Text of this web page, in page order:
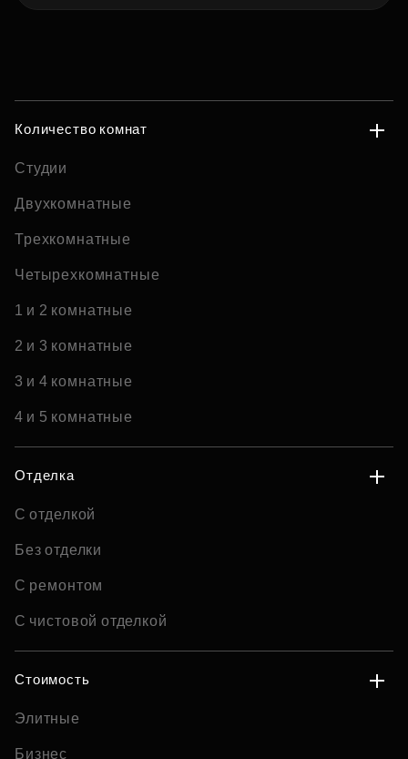
Количество комнат
Студии
Двухкомнатные
Трехкомнатные
Четырехкомнатные
1 и 2 комнатные
2 и 3 комнатные
3 и 4 комнатные
4 и 5 комнатные
Отделка
С отделкой
Без отделки
С ремонтом
С чистовой отделкой
Стоимость
Элитные
Бизнес